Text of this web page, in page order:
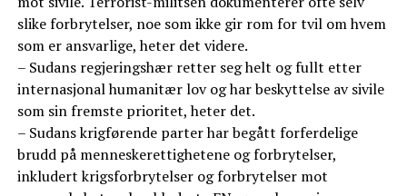
slike forbrytelser, noe som ikke gir rom for tvil om hvem
som er ansvarlige, heter det videre.
– Sudans regjeringshær retter seg helt og fullt etter
internasjonal humanitær lov og har beskyttelse av sivile
som sin fremste prioritet, heter det.
– Sudans krigførende parter har begått forferdelige
brudd på menneskerettighetene og forbrytelser,
inkludert krigsforbrytelser og forbrytelser mot